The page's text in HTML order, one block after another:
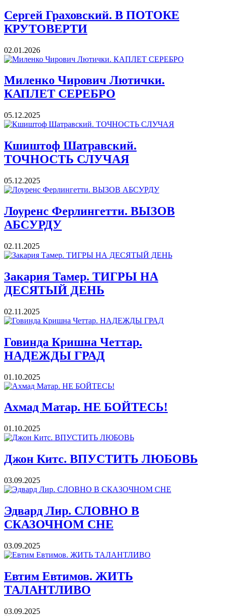
Сергей Граховский. В ПОТОКЕ
КРУТОВЕРТИ
02.01.2026
Миленко Чирович Лютички.
КАПЛЕТ СЕРЕБРО
05.12.2025
Кшиштоф Шатравский.
ТОЧНОСТЬ СЛУЧАЯ
05.12.2025
Лоуренс Ферлингетти. ВЫЗОВ
АБСУРДУ
02.11.2025
Закария Тамер. ТИГРЫ НА
ДЕСЯТЫЙ ДЕНЬ
02.11.2025
Говинда Кришна Четтар.
НАДЕЖДЫ ГРАД
01.10.2025
Ахмад Матар. НЕ БОЙТЕСЬ!
01.10.2025
Джон Китс. ВПУСТИТЬ ЛЮБОВЬ
03.09.2025
Эдвард Лир. СЛОВНО В
СКАЗОЧНОМ СНЕ
03.09.2025
Евтим Евтимов. ЖИТЬ
ТАЛАНТЛИВО
03.09.2025